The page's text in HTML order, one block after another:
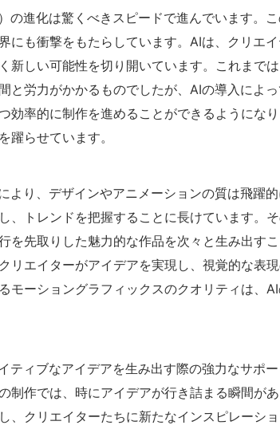
の進化は驚くべきスピードで進んでいます。
にも衝撃をもたらしています。AIは、クリエ
新しい可能性を切り開いています。これまで
と労力がかかるものでしたが、AIの導入によ
効率的に制作を進めることができるようにな
躍らせています。
より、デザインやアニメーションの質は飛躍
、トレンドを把握することに長けています。
を先取りした魅力的な作品を次々と生み出す
リエイターがアイデアを実現し、視覚的な表
モーショングラフィックスのクオリティは、
ティブなアイデアを生み出す際の強力なサポ
制作では、時にアイデアが行き詰まる瞬間が
、クリエイターたちに新たなインスピレーシ